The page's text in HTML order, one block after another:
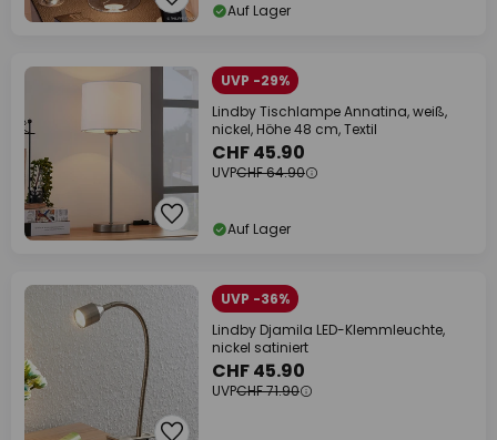
Auf Lager
UVP -29%
Lindby Tischlampe Annatina, weiß,
nickel, Höhe 48 cm, Textil
CHF 45.90
UVPCHF 64.90
Auf Lager
UVP -36%
Lindby Djamila LED-Klemmleuchte,
nickel satiniert
CHF 45.90
UVPCHF 71.90